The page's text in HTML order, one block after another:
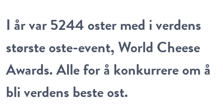
I år var 5244 oster med i verdens
største oste-event, World Cheese
Awards. Alle for å konkurrere om å
bli verdens beste ost.